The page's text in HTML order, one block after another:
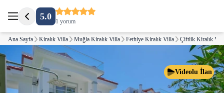
5.0 1 yorum
Ana Sayfa Kiralık Villa Muğla Kiralık Villa Fethiye Kiralık Villa Çiftlik Kiralık
Videolu İlan